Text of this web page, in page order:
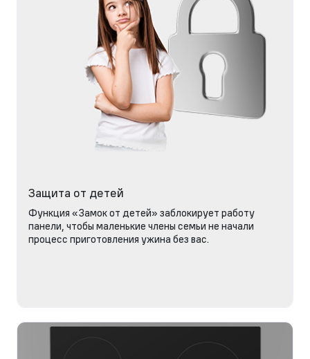
Защита от детей
Функция «Замок от детей» заблокирует работу
панели, чтобы маленькие члены семьи не начали
процесс приготовления ужина без вас.